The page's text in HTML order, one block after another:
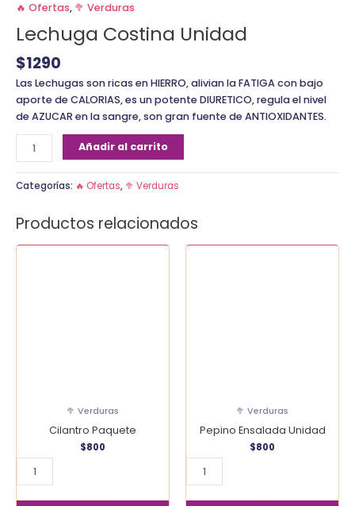
🔥 Ofertas, 🥦 Verduras
Lechuga Costina Unidad
$1290
Las Lechugas son ricas en HIERRO, alivian la FATIGA con bajo
aporte de CALORIAS, es un potente DIURETICO, regula el nivel
de AZUCAR en la sangre, son gran fuente de ANTIOXIDANTES.
Añadir al carrito
Categorías: 🔥 Ofertas, 🥦 Verduras
Productos relacionados
🥦 Verduras
Cilantro Paquete
$800
🥦 Verduras
Pepino Ensalada Unidad
$800